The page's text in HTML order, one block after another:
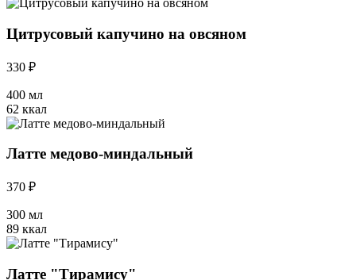
Цитрусовый капучино на овсяном
330 ₽
400 мл
62 ккал
Латте медово-миндальный
370 ₽
300 мл
89 ккал
Латте "Тирамису"